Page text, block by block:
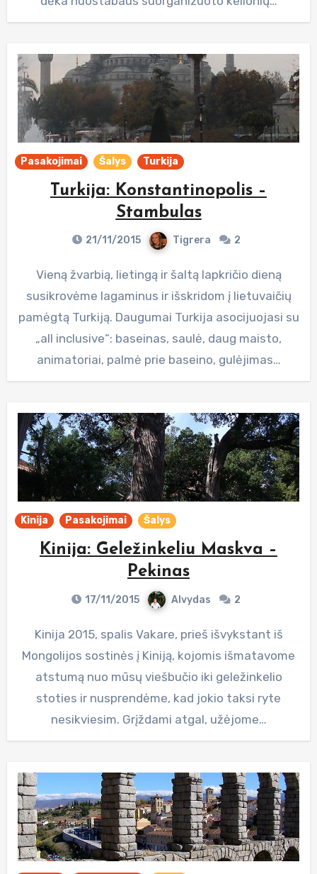
Pasakojimai Šalys Turkija
Turkija: Konstantinopolis –
Stambulas
21/11/2015 Tigrera 2
Vieną žvarbią, lietingą ir šaltą lapkričio dieną
susikrovėme lagaminus ir išskridom į lietuvaičių
pamėgtą Turkiją. Daugumai Turkija asocijuojasi su
„all inclusive“: baseinas, saulė, daug maisto,
animatoriai, palmė prie baseino, gulėjimas…
Kinija Pasakojimai Šalys
Kinija: Geležinkeliu Maskva –
Pekinas
17/11/2015 Alvydas 2
Kinija 2015, spalis Vakare, prieš išvykstant iš
Mongolijos sostinės į Kiniją, kojomis išmatavome
atstumą nuo mūsų viešbučio iki geležinkelio
stoties ir nusprendėme, kad jokio taksi ryte
nesikviesim. Grįždami atgal, užėjome…